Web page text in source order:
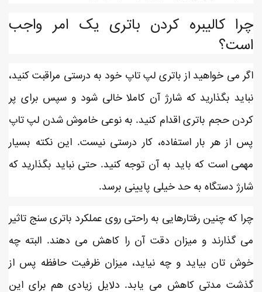
چرا کالیبره کردن باتری یک امر واجب
است؟
اگر می خواهید از باتری لپ تاپ خود به درستی مراقبت کنید،
نباید بگذارید که شارژ آن کاملا خالی شود و سپس برای پر
کردن حجم باتری اقدام کنید. به نوعی خاموش شدن لپ تاپ
پس از هر بار استفاده، کار درستی نیست. این نکته بسیار
مهمی است که باید به آن توجه کنید. حتی نباید بگذارید که
شارژ دستگاه به حد خیلی پایینی برسد.
چرا که چنین رفتارهایی به راحتی روی عملکرد باتری سنج تاثیر
می گذارند و میزان دقت آن را کاهش می دهند. البته چه
خوش تان بیاید و چه نیاید، میزان ظرفیت حافظه پس از
گذشت مدتی کاهش می یابد. دلایل زیادی هم برای این